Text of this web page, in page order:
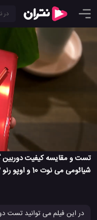
شیائومی می نوت 10 و اوپو رنو 3 پرو
در این فیلم می توانید تست